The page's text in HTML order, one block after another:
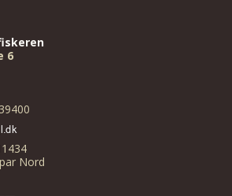
6
Nord